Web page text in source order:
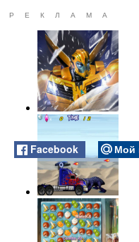
РЕКЛАМА
Facebook Мой